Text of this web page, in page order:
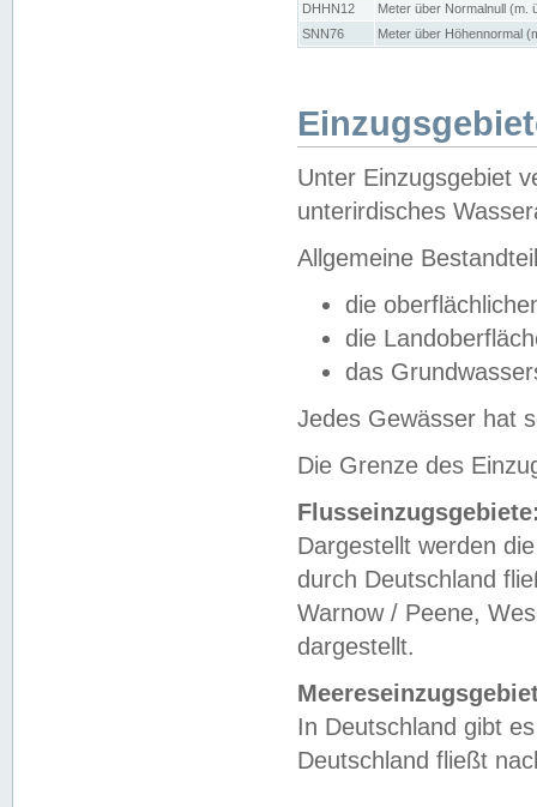
DHHN12
Meter über Normalnull (m.
SNN76
Meter über Höhennormal
Unter Einzugsgebiet
unterirdisches
Allgemeine
die
die
das
Jedes Gewässer hat
Die Grenze des
Dargestellt werden
durch Deutschland
Warnow / Peene,
dargestellt.
In Deutschland gibt
Deutschland fließt